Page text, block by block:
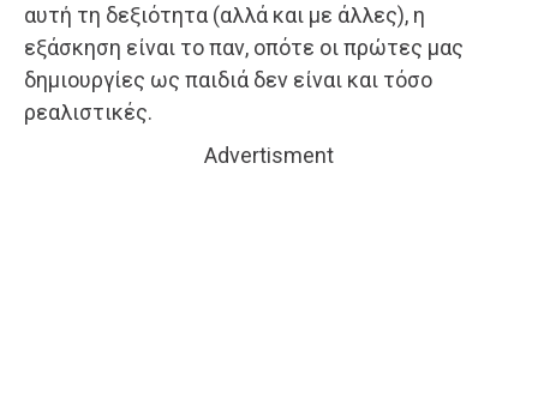
αυτή τη δεξιότητα (αλλά και με άλλες), η
εξάσκηση είναι το παν, οπότε οι πρώτες μας
δημιουργίες ως παιδιά δεν είναι και τόσο
ρεαλιστικές.
Advertisment